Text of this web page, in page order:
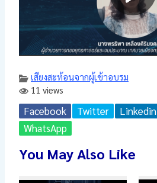
เสียงสะท้อนจากผู้เข้าอบรม
11 views
Facebook Twitter Linkedin
WhatsApp
You May Also Like